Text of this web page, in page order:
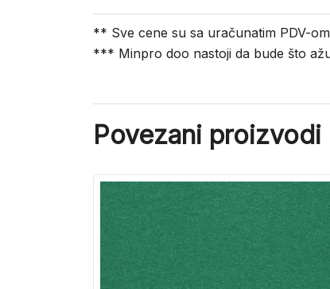
** Sve cene su sa uračunatim PDV-
*** Minpro doo nastoji da bude što
Povezani proizvodi